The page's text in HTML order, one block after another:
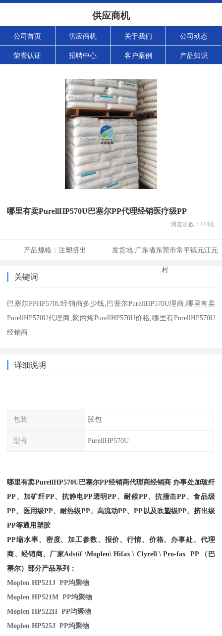
供应商机
公司首页 供应商机 关于我们 公司动态
荣誉认证 招聘中心 客户案例 产品知识
哪里有卖PurellHP570U巴塞尔PP代理经销医疗级PP
浏览次数： 114次
产品规格： 注塑挤出 发货地:广东省东莞市常平镇元江元
村
关键词
巴塞尔PPHP570U经销商多少钱,巴塞尔PurellHP570U理商,哪里有卖
PurellHP570U代理商,聚丙烯PurellHP570U价格,哪里有PurellHP570U
经销商
详细说明
包装 胶包
型号 PurellHP570U
哪里有卖PurellHP570U巴塞尔PP经销商代理商经销商 办事处加玻纤
PP、加矿纤PP、抗静电PP透明PP、耐候PP、抗撞击PP、食品级
PP、医用级PP、耐热级PP、高流动PP、PP以及吹塑级PP、挤出级
PP等通用塑胶
PP缩水率、密度、加工参数、报价、行情、价格、办事处、代理
商、经销商、厂家Adstif \Moplen\ Hifax \ Clyrell \ Pro-fax PP （巴
塞尔）部分产品系列：
Moplen HP521J PP均聚物
Moplen HP521M PP均聚物
Moplen HP522H PP均聚物
Moplen HP525J PP均聚物